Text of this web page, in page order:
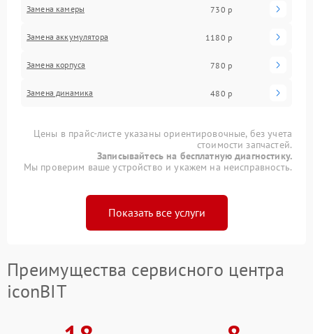
Замена камеры 730 р
Замена аккумулятора 1180 р
Замена корпуса 780 р
Замена динамика 480 р
Цены в прайс-листе указаны ориентировочные, без учета
стоимости запчастей.
Записывайтесь на бесплатную диагностику.
Мы проверим ваше устройство и укажем на неисправность.
Показать все услуги
Преимущества сервисного центра
iconBIT